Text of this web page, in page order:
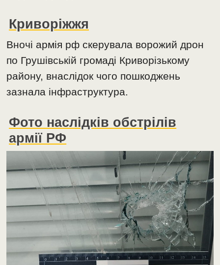
Криворіжжя
Вночі армія рф скерувала ворожий дрон
по Грушівській громаді Криворізькому
району, внаслідок чого пошкоджень
зазнала інфраструктура.
Фото наслідків обстрілів
армії РФ